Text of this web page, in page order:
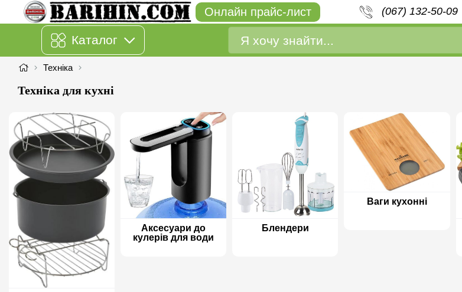
Онлайн прайс-лист (067) 132-50-09
Каталог
Техніка
Техніка для кухні
Аксесуари до
кулерів для води
Блендери
Ваги кухонні